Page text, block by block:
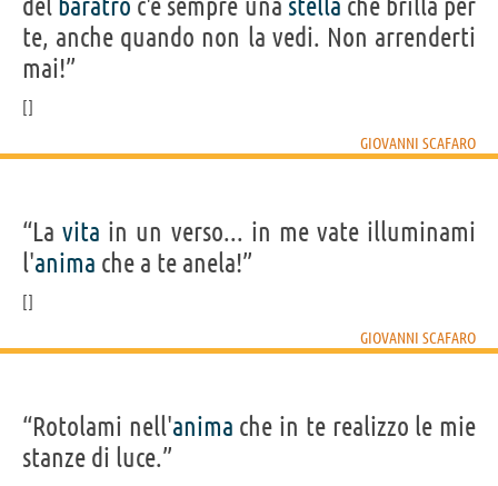
te, anche quando non la vedi. Non arrenderti
mai!”
GIOVANNI SCAFARO
“Lavita in un verso... in me vate illuminami
l'anima che a te anela!”
GIOVANNI SCAFARO
“Rotolami nell'anima che in te realizzo le mie
stanze di luce.”